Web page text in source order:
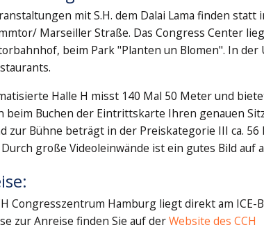
mit S.H. dem Dalai Lama finden statt
Marseiller Straße. Das Congress Center
beim Park "Planten un Blomen". In
Halle H misst 140 Mal 50 Meter und
beim Buchen der Eintrittskarte Ihren genauen
zur Bühne beträgt in der Preiskategorie III ca.
große Videoleinwände ist ein gutes Bild auf
Congresszentrum Hamburg liegt direkt am
zur Anreise finden Sie auf derWebsite des CCH